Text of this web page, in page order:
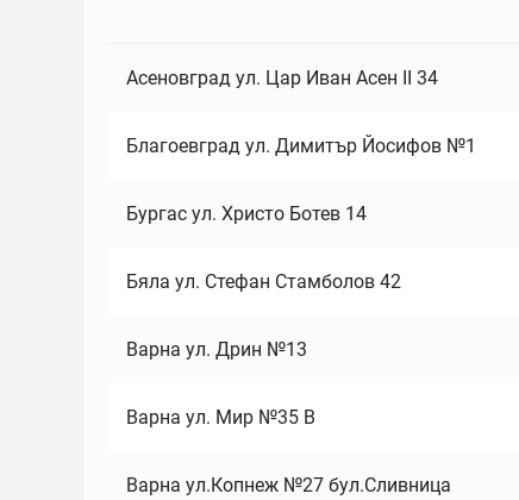
Асеновград ул. Цар Иван Асен II 34
Благоевград ул. Димитър Йосифов №1
Бургас ул. Христо Ботев 14
Бяла ул. Стефан Стамболов 42
Варна ул. Дрин №13
Варна ул. Мир №35 В
Варна ул.Копнеж №27 бул.Сливница